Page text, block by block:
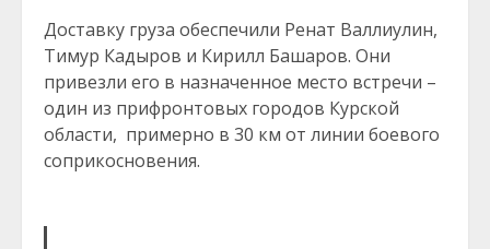
Доставку груза обеспечили Ренат Валлиулин,
Тимур Кадыров и Кирилл Башаров. Они
привезли его в назначенное место встречи –
один из прифронтовых городов Курской
области, примерно в 30 км от линии боевого
соприкосновения.